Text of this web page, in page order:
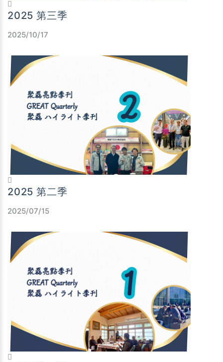
2025 第三季
2025/10/17
2025 第二季
2025/07/15